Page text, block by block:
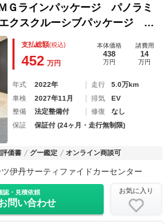
ラインパッケージ パノラミ
クスクルーシブパッケージ エ
支払総額(税込)
452 万円
本体価格
438
万円
諸費用
14
万円
年式 2022年 走行
5.0万km
車検
2027年11月 排気
EV
整備
法定整備付 修復
なし
保証
保証付 (24ヶ月・走行無制限)
価書 グー鑑定 オンライン商談可
伊丹サーティファイドカーセンター
認・見積依頼
問い合わせ
お気に入り